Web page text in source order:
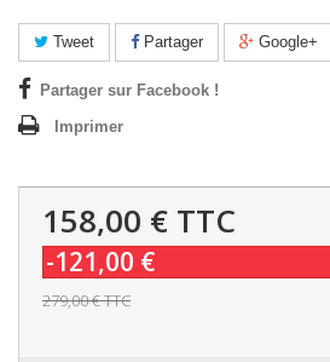
Tweet Partager Google+
Partager sur Facebook !
Imprimer
158,00 € TTC
-121,00 €
279,00 €TTC